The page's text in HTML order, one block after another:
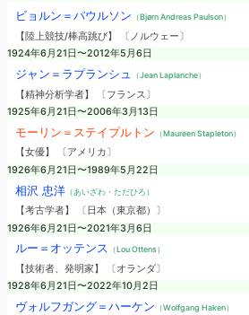
ビョルン＝パウルソン （Bjørn Andreas Paulson）
【陸上競技/棒高跳び】 〔ノルウェー〕
1924年6月21日〜2012年5月6日
ジャン＝ラプランシュ （Jean Laplanche）
【精神分析学者】 〔フランス〕
1925年6月21日〜2006年3月13日
モーリン＝ステイプルトン （Maureen Stapleton）
【女優】 〔アメリカ〕
1926年6月21日〜1989年5月22日
相沢 忠洋（あいざわ・ただひろ）
【考古学者】 〔日本（東京都）〕
1926年6月21日〜2021年3月6日
ルー＝オッテンス （Lou Ottens）
【技術者、発明家】 〔オランダ〕
1928年6月21日〜2022年10月2日
ヴォルフガング＝ハーケン （Wolfgang Haken）